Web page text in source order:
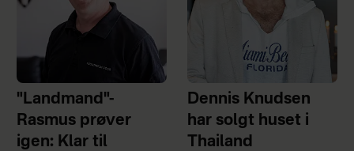
"Landmand"-
Rasmus prøver
igen: Klar til
Dennis Knudsen
har solgt huset i
Thailand